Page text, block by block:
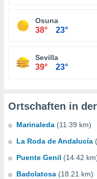
Osuna
38° 23°
Sevilla
39° 23°
Ortschaften in
Marinaleda (11.39 km)
La Roda de Andalucía
Puente Genil (14.42
Badolatosa (18.21 km)